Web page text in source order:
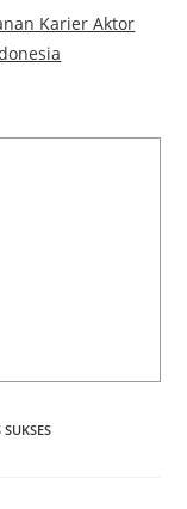
Karier Aktor
SUKSES